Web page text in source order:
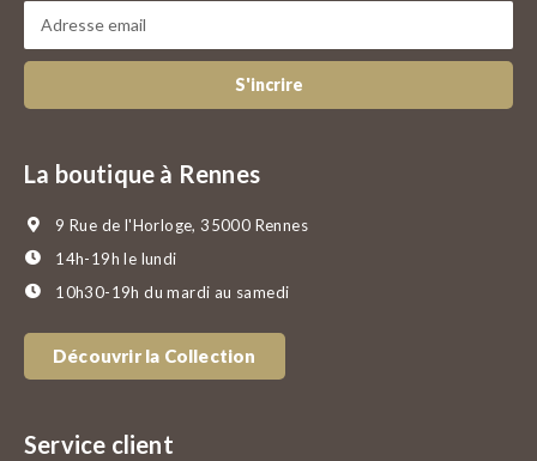
S'incrire
La boutique à Rennes
9 Rue de l'Horloge, 35000 Rennes
14h-19h le lundi
10h30-19h du mardi au samedi
Découvrir la Collection
Service client